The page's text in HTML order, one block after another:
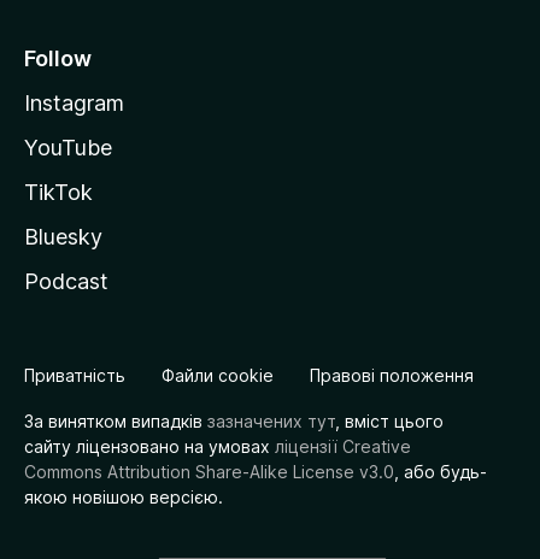
Follow
Instagram
YouTube
TikTok
Bluesky
Podcast
Приватність Файли cookie Правові положення
За винятком випадків зазначених тут , вміст цього
сайту ліцензовано на умовах ліцензії Creative
Commons Attribution Share-Alike License v3.0 , або будь-
якою новішою версією.